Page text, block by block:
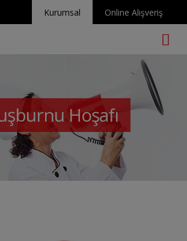
Kurumsal Online Alışveriş
Hoşafı